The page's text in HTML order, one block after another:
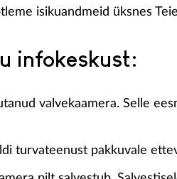
isikuandmeid üksnes
infokeskust:
valvekaamera. Selle
turvateenust pakkuvale